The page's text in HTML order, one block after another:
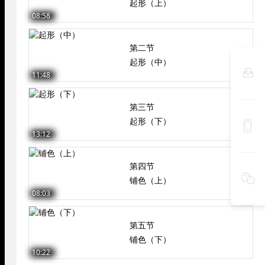
08:58
起形（上）
11:48
第二节
起形（中）
13:12
第三节
起形（下）
08:03
第四节
铺色（上）
10:22
第五节
铺色（下）


